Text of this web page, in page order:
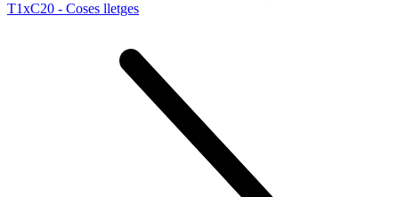
T1xC20 - Coses lletges